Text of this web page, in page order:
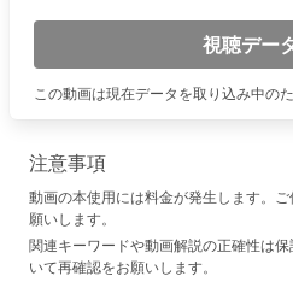
視聴デー
この動画は現在データを取り込み中の
注意事項
動画の本使用には料金が発生します。
願いします。
関連キーワードや動画解説の正確性は
いて再確認をお願いします。